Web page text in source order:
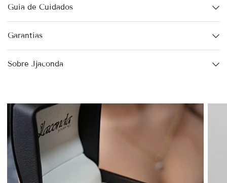
Guía de Cuidados
Garantías
Sobre Jjaconda